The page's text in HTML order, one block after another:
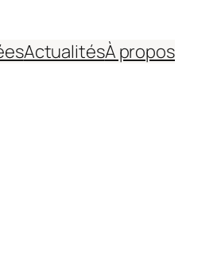
ActualitésÀ propos